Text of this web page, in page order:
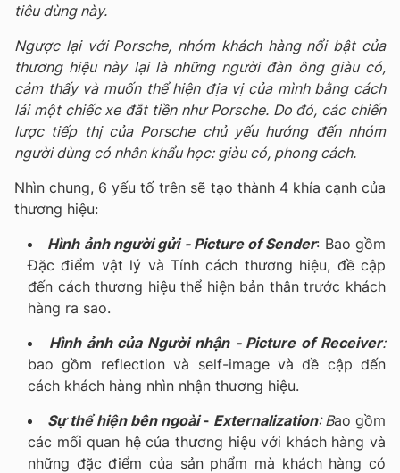
tiêu dùng này.
Ngược lại với Porsche, nhóm khách hàng nổi bật của
thương hiệu này lại là những người đàn ông giàu có,
cảm thấy và muốn thể hiện địa vị của mình bằng cách
lái một chiếc xe đắt tiền như Porsche. Do đó, các chiến
lược tiếp thị của Porsche chủ yếu hướng đến nhóm
người dùng có nhân khẩu học: giàu có, phong cách.
Nhìn chung, 6 yếu tố trên sẽ tạo thành 4 khía cạnh của
thương hiệu:
Hình ảnh người gửi - Picture of Sender: Bao gồm
Đặc điểm vật lý và Tính cách thương hiệu, đề cập
đến cách thương hiệu thể hiện bản thân trước khách
hàng ra sao.
Hình ảnh của Người nhận - Picture of Receiver:
bao gồm reflection và self-image và đề cập đến
cách khách hàng nhìn nhận thương hiệu.
Sự thể hiện bên ngoài- Externalization: Bao gồm
các mối quan hệ của thương hiệu với khách hàng và
những đặc điểm của sản phẩm mà khách hàng có